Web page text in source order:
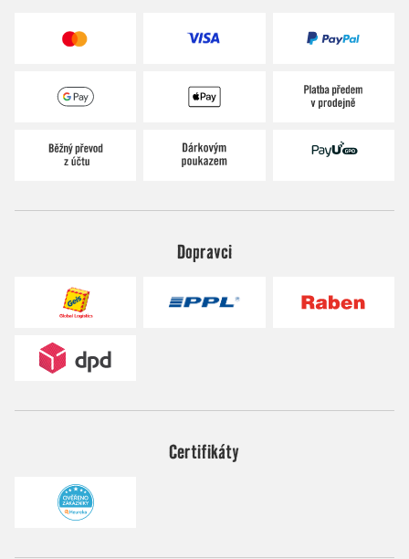
Dopravci
Certifikáty